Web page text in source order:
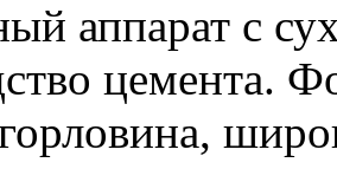
аппарат с
цемента.